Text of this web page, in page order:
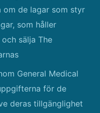
om de lagar som styr
som håller
sälja The
General Medical
för de
deras tillgänglighet